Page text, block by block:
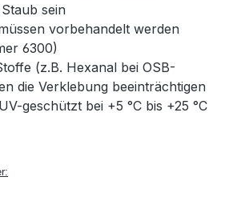
sein
vorbehandelt werden
6300)
(z.B. Hexanal bei OSB-
die Verklebung beeinträchtigen
geschützt bei +5 °C bis +25 °C